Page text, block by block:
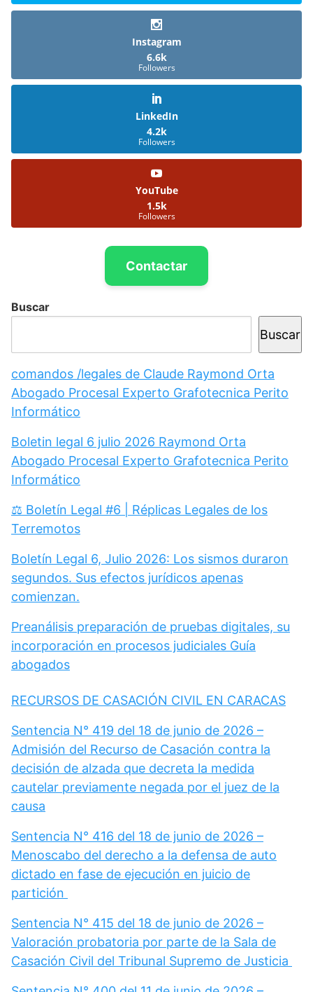
Instagram
6.6k
Followers
LinkedIn
4.2k
Followers
YouTube
1.5k
Followers
Contactar
Buscar
Buscar
comandos /legales de Claude Raymond Orta
Abogado Procesal Experto Grafotecnica Perito
Informático
Boletin legal 6 julio 2026 Raymond Orta
Abogado Procesal Experto Grafotecnica Perito
Informático
⚖️ Boletín Legal #6 | Réplicas Legales de los
Terremotos
Boletín Legal 6, Julio 2026: Los sismos duraron
segundos. Sus efectos jurídicos apenas
comienzan.
Preanálisis preparación de pruebas digitales, su
incorporación en procesos judiciales Guía
abogados
RECURSOS DE CASACIÓN CIVIL EN CARACAS
Sentencia N° 419 del 18 de junio de 2026 –
Admisión del Recurso de Casación contra la
decisión de alzada que decreta la medida
cautelar previamente negada por el juez de la
causa
Sentencia N° 416 del 18 de junio de 2026 –
Menoscabo del derecho a la defensa de auto
dictado en fase de ejecución en juicio de
partición
Sentencia N° 415 del 18 de junio de 2026 –
Valoración probatoria por parte de la Sala de
Casación Civil del Tribunal Supremo de Justicia